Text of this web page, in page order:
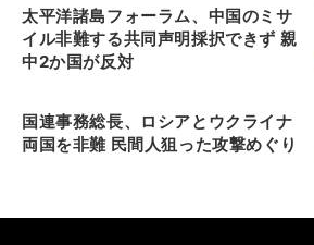
太平洋諸島フォーラム、中国のミサ
イル非難する共同声明採択できず 親
中2か国が反対
国連事務総長、ロシアとウクライナ
両国を非難 民間人狙った攻撃めぐり